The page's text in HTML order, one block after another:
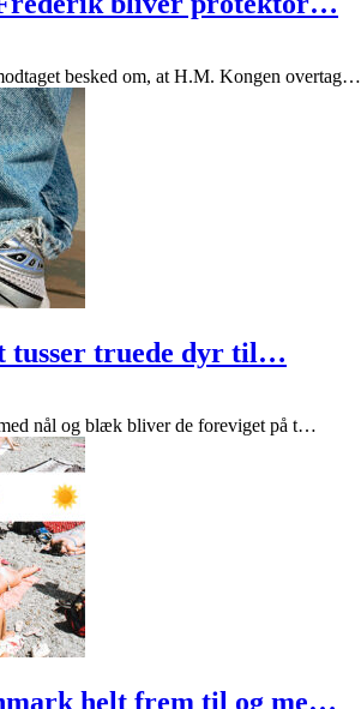
besked om, at H.M. Kongen overtag…
tusser truede dyr til…
nål og blæk bliver de foreviget på t…
helt frem til og me…